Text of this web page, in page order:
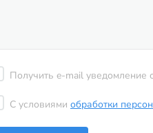
Получить e-mail уведомление
С условиями обработки